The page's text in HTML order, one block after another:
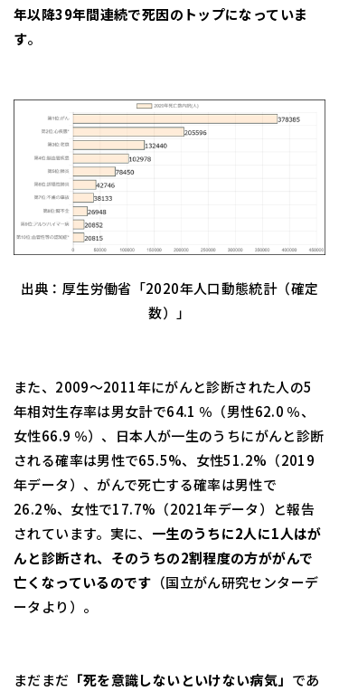
年以降39年間連続で死因のトップになっていま
す。
出典：厚生労働省「2020年人口動態統計（確定
数）」
また、2009～2011年にがんと診断された人の5
年相対生存率は男女計で64.1 ％（男性62.0 ％、
女性66.9 ％）、日本人が一生のうちにがんと診断
される確率は男性で65.5%、女性51.2%（2019
年データ）、がんで死亡する確率は男性で
26.2%、女性で17.7%（2021年データ）と報告
されています。実に、 一生のうちに2人に1人はが
んと診断され、そのうちの2割程度の方ががんで
亡くなっているのです （国立がん研究センターデ
ータより）。
まだまだ 「死を意識しないといけない病気」 であ